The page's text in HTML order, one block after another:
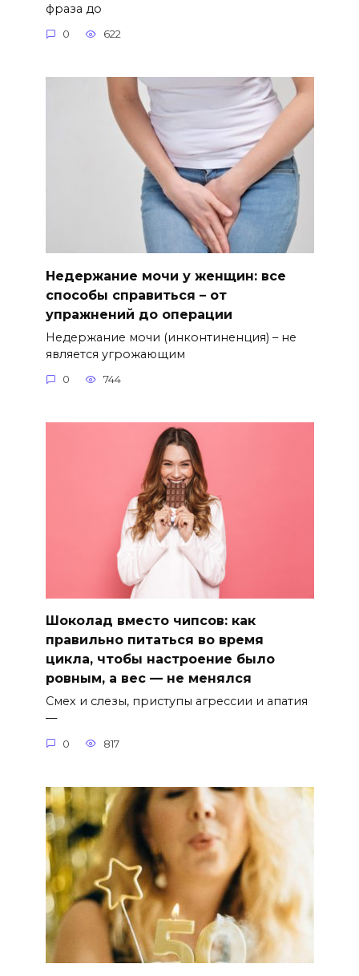
фраза до
0 622
Недержание мочи у женщин: все
способы справиться – от
упражнений до операции
Недержание мочи (инконтиненция) – не
является угрожающим
0 744
Шоколад вместо чипсов: как
правильно питаться во время
цикла, чтобы настроение было
ровным, а вес — не менялся
Смех и слезы, приступы агрессии и апатия
—
0 817